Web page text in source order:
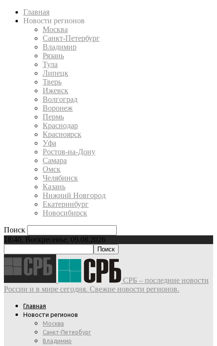
Главная
Новости регионов
Москва
Санкт-Петербург
Владимир
Рязань
Тула
Липецк
Тверь
Ижевск
Волгоград
Воронеж
Пермь
Краснодар
Красноярск
Уфа
Ростов-на-Дону
Самара
Омск
Челябинск
Казань
Нижний Новгород
Екатеринбург
Новосибирск
Поиск
18:40, Воскресенье, 09.08.2026
СРБ – последние новости
России и в мире сегодня. Свежие новости регионов.
Главная
Новости регионов
Москва
Санкт-Петербург
Владимир